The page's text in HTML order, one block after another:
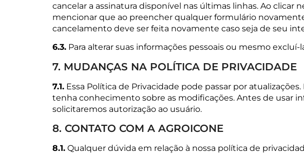
cancelar a assinatura disponível nas últimas linhas. Ao
mencionar que ao preencher qualquer formulário
cancelamento deve ser feita novamente caso seja de seu
6.3. Para alterar suas informações pessoais ou mesmo
7. MUDANÇAS NA POLÍTICA DE PRIVACIDADE
7.1. Essa Política de Privacidade pode passar por
tenha conhecimento sobre as modificações. Antes de usar
solicitaremos autorização ao usuário.
8. CONTATO COM A AGROICONE
8.1. Qualquer dúvida em relação à nossa política de